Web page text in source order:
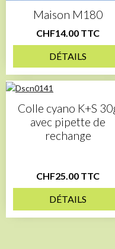
Maison M180
CHF14.00 TTC
DÉTAILS
Colle cyano K+S
avec pipette de
rechange
CHF25.00 TTC
DÉTAILS